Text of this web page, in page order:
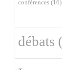
conférences (16)
débats